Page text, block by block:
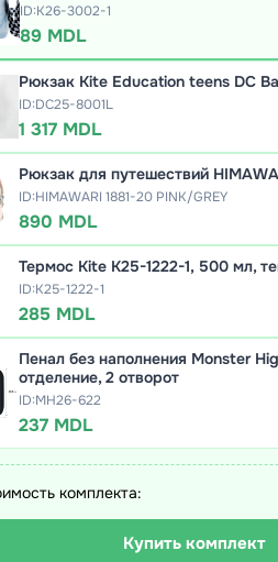
ID:K26-3002-1
89 MDL
Рюкзак Kite Education teens DC
ID:DC25-8001L
1 317 MDL
Рюкзак для путешествий
ID:HIMAWARI 1881-20 PINK/GREY
890 MDL
Термос Kite K25-1222-1, 500 мл,
ID:K25-1222-1
285 MDL
Пенал без наполнения Monster
отделение, 2 отворот
ID:MH26-622
237 MDL
комплекта:
Купить комплект